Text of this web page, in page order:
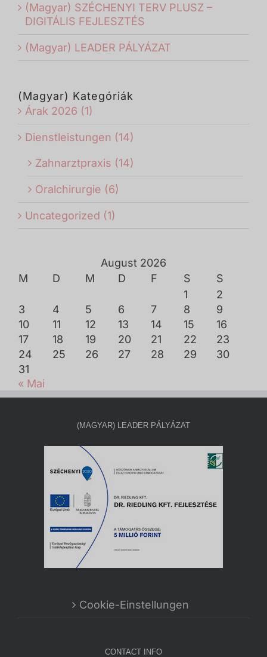
(Magyar) SZÉCHENYI TERV PLUSZ –
DIGITÁLIS FEJLESZTÉS
(Magyar) LEADER PÁLYÁZAT
(Magyar) Kategóriák
Árak 2026 (1)
Dienstleistungen (14)
Zahnarztpraxis (14)
Oralchirurgie (6)
Uncategorized (1)
August 2026
M
D M D F S
S
1
2
3
4 5 6 7 8
9
10
11 12 13 14 15
16
17
18 19 20 21 22
23
24
25 26 27 28 29
30
31
« Mai
(MAGYAR) LEADER PÁLYÁZAT
Cookie-Einstellungen
CONTACT INFO